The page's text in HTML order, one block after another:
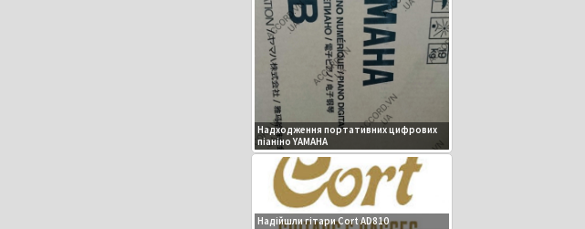
Надходження портативних цифрових
піаніно YAMAHA
Надійшли гітари Cort AD810